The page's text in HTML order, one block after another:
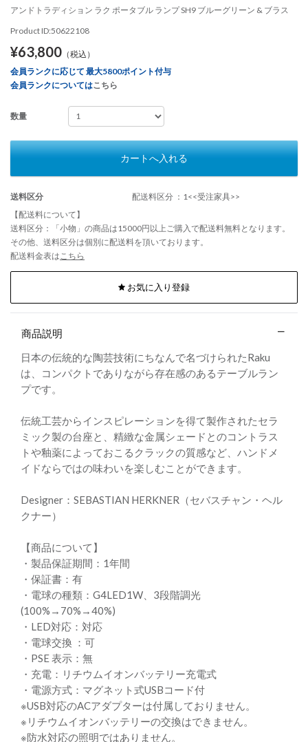
アンドトラディション ラク ポータブル ランプ SH9 ブルーグリーン & ブラス
Product ID:50622108
¥63,800 （税込）
会員ランクに応じて 最大5800ポイント付与
会員ランクについてはこちら
数量
カートへ入れる
送料区分
配送料区分 ：1<<受注家具>>
【配送料について】
送料区分：「小物」の商品は15000円以上ご購入で配送料無料となります。
その他、送料区分は個別に配送料を頂いております。
配送料金表は こちら
お気に入り登録
商品説明
日本の伝統的な陶芸技術にちなんで名づけられたRaku
は、コンパクトでありながら存在感のあるテーブルラン
プです。
伝統工芸からインスピレーションを得て製作されたセラ
ミック製の台座と、精緻な金属シェードとのコントラス
トや釉薬によっておこるクラックの質感など、ハンドメ
イドならではの味わいを楽しむことができます。
Designer：SEBASTIAN HERKNER（セバスチャン・ヘル
クナー）
【商品について】
・製品保証期間：1年間
・保証書：有
・電球の種類：G4LED1W、3段階調光
(100%→70%→40%)
・LED対応：対応
・電球交換 ：可
・PSE 表示：無
・充電：リチウムイオンバッテリー充電式
・電源方式：マグネット式USBコード付
※USB対応のACアダプターは付属しておりません。
※リチウムイオンバッテリーの交換はできません。
※防水対応の照明ではありません。